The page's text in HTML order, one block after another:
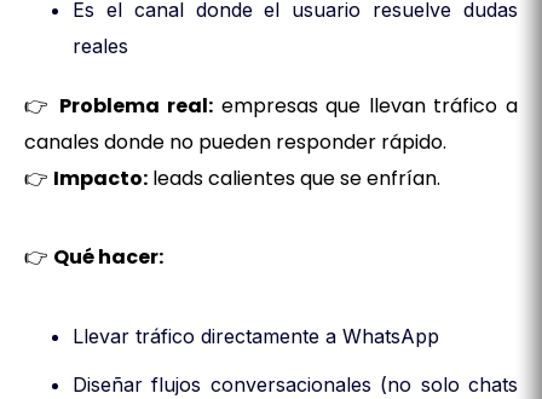
Es el canal donde el usuario resuelve dudas
reales
👉 Problema real:empresas que llevan tráfico a
canales donde no pueden responder rápido.
👉 Impacto: leads calientes que se enfrían.
👉 Qué hacer:
Llevar tráfico directamente a WhatsApp
Diseñar flujos conversacionales (no solo chats